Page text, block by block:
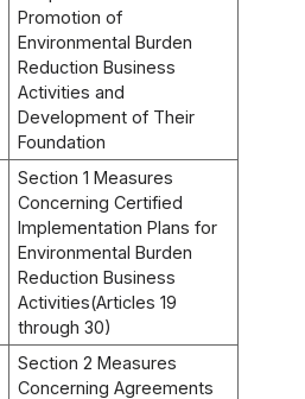
Promotion of
Environmental Burden
Reduction Business
Activities and
Development of Their
Foundation
Section 1 Measures
Concerning Certified
Implementation Plans for
Environmental Burden
Reduction Business
Activities(Articles 19
through 30)
Section 2 Measures
Concerning Agreements